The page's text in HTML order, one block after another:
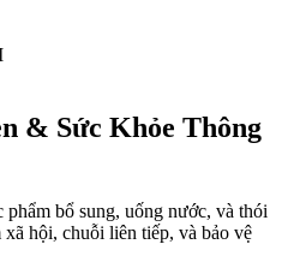
& Sức Khỏe Thông
bổ sung, uống nước, và thói
hội, chuỗi liên tiếp, và bảo vệ